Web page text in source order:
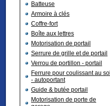
Batteuse
Armoire à clés
Coffre-fort
Boîte aux lettres
Motorisation de portail
Serrure de grille et de portail
Verrou de portillon - portail
Ferrure pour coulissant au sol
- autoportant
Guide & butée portail
Motorisation de porte de